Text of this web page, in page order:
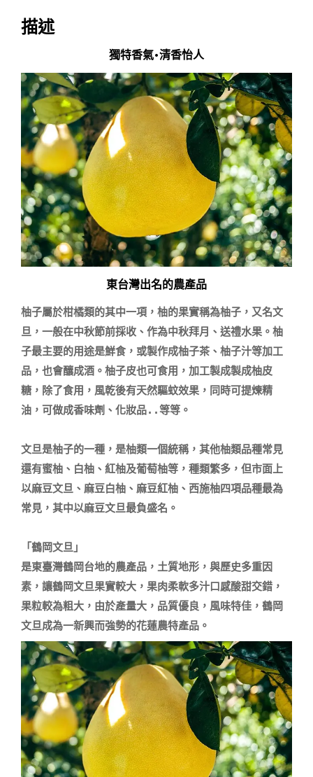
描述
獨特香氣•清香怡人
東台灣出名的農產品
柚子屬於柑橘類的其中一項，柚的果實稱為柚子，又名文
旦，一般在中秋節前採收、作為中秋拜月、送禮水果。柚
子最主要的用途是鮮食，或製作成柚子茶、柚子汁等加工
品，也會釀成酒。柚子皮也可食用，加工製成製成柚皮
糖，除了食用，風乾後有天然驅蚊效果，同時可提煉精
油，可做成香味劑、化妝品..等等。
文旦是柚子的一種，是柚類一個統稱，其他柚類品種常見
還有蜜柚、白柚、紅柚及葡萄柚等，種類繁多，但市面上
以麻豆文旦、麻豆白柚、麻豆紅柚、西施柚四項品種最為
常見，其中以麻豆文旦最負盛名。
「鶴岡文旦」
是東臺灣鶴岡台地的農產品，土質地形，與歷史多重因
素，讓鶴岡文旦果實較大，果肉柔軟多汁口感酸甜交錯，
果粒較為粗大，由於產量大，品質優良，風味特佳，鶴岡